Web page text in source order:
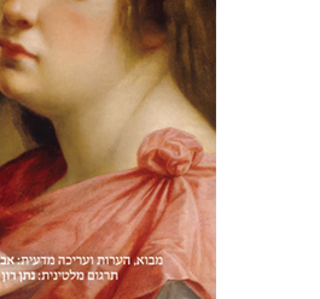
מחיר השקה
$31
$22